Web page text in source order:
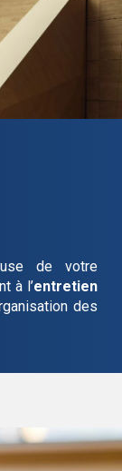
de votre
à l’entretien
des